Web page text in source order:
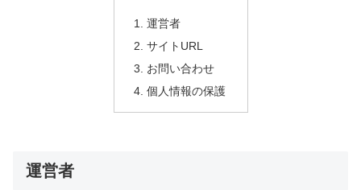
運営者
サイトURL
お問い合わせ
個人情報の保護
運営者